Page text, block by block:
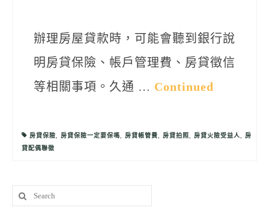
辦理房屋貸款時，可能會聽到銀行說
明房貸保險、帳戶管理費、房貸徵信
等相關事項。久通 … Continued
房貸保險, 房貸保險一定要保嗎, 房貸帳管費, 房貸拍照, 房貸火險受益人, 房
貸配偶聯徵
Search
for: